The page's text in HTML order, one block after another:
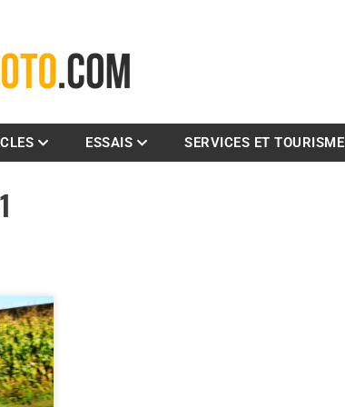
ESSAIS SERVICES ET TOURISME